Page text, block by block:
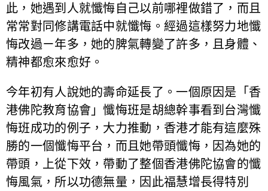
此，她遇到人就懺悔自己以前哪裡做錯了，而且
常常對同修講電話中就懺悔。經過這樣努力地懺
悔改過ㄧ年多，她的脾氣轉變了許多，且身體、
精神都愈來愈好。
今年初有人說她的壽命延長了。一個原因是「香
港佛陀教育協會」懺悔班是胡總幹事看到台灣懺
悔班成功的例子，大力推動，香港才能有這麼殊
勝的一個懺悔平台，而且她帶頭懺悔，因為她的
帶頭，上從下效，帶動了整個香港佛陀協會的懺
悔風氣，所以功德無量，因此福慧增長得特別